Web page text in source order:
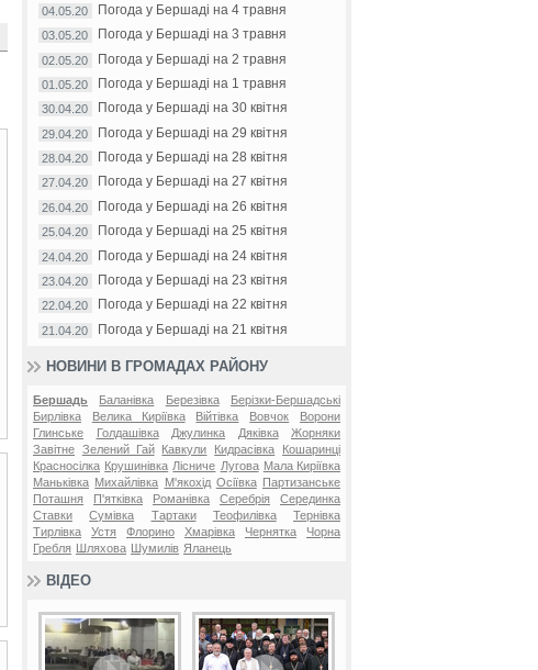
04.05.20 Погода у Бершаді на 4 травня
03.05.20 Погода у Бершаді на 3 травня
02.05.20 Погода у Бершаді на 2 травня
01.05.20 Погода у Бершаді на 1 травня
30.04.20 Погода у Бершаді на 30 квітня
29.04.20 Погода у Бершаді на 29 квітня
28.04.20 Погода у Бершаді на 28 квітня
27.04.20 Погода у Бершаді на 27 квітня
26.04.20 Погода у Бершаді на 26 квітня
25.04.20 Погода у Бершаді на 25 квітня
24.04.20 Погода у Бершаді на 24 квітня
23.04.20 Погода у Бершаді на 23 квітня
22.04.20 Погода у Бершаді на 22 квітня
21.04.20 Погода у Бершаді на 21 квітня
НОВИНИ В ГРОМАДАХ РАЙОНУ
Бершадь Баланівка Березівка
Берізки-Бершадські
Бирлівка
Велика Киріївка Війтівка Вовчок
Ворони
Глинське
Голдашівка Джулинка Дяківка
Жорняки
Завітне Зелений Гай Кавкули Кидрасівка
Кошаринці
Красносілка Крушинівка Лісниче Лугова Мала Киріївка
Маньківка Михайлівка М'якохід Осіївка
Партизанське
Поташня
П'ятківка Романівка Серебрія
Серединка
Ставки
Сумівка Тартаки Теофилівка
Тернівка
Тирлівка
Устя Флорино Хмарівка Чернятка
Чорна
Гребля
Шляхова Шумилів Яланець
ВІДЕО